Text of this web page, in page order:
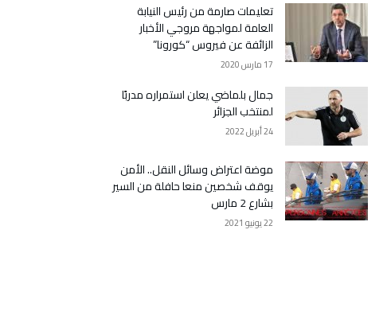
تعليمات صارمة من رئيس النيابة
العامة لمواجهة مروجي الأخبار
الزائفة عن فيروس “كورونا”
17 مارس 2020
جمال بلماضي يعلن استمراره مدربًا
لمنتخب الجزائر
24 أبريل 2022
موضة اعتراض وسائل النقل.. الأمن
يوقف شخصين منعا حافلة من السير
بشارع 2 مارس
22 يونيو 2021